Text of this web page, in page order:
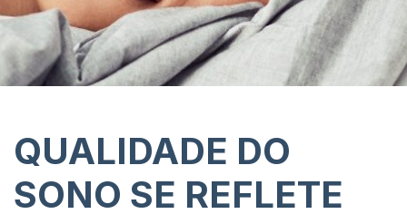
QUALIDADE DO
SONO SE REFLETE